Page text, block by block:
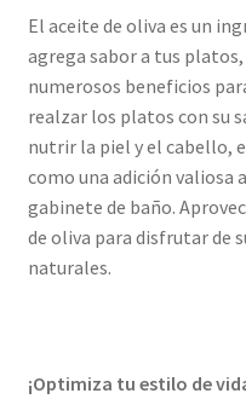
El aceite de oliva es un
agrega sabor a tus
numerosos beneficios
realzar los platos con su
nutrir la piel y el cabello,
como una adición valiosa
gabinete de baño.
de oliva para disfrutar de
naturales.
¡Optimiza tu estilo de